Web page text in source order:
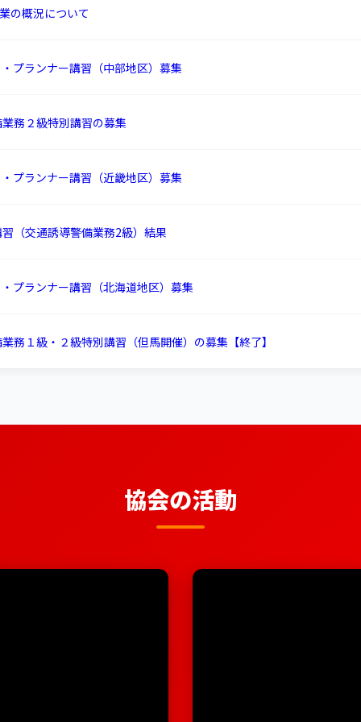
の概況について
プランナー講習（中部地区）募集
務２級特別講習の募集
プランナー講習（近畿地区）募集
（交通誘導警備業務2級）結果
プランナー講習（北海道地区）募集
務１級・２級特別講習（但馬開催）の募集【終了】
協会の活動